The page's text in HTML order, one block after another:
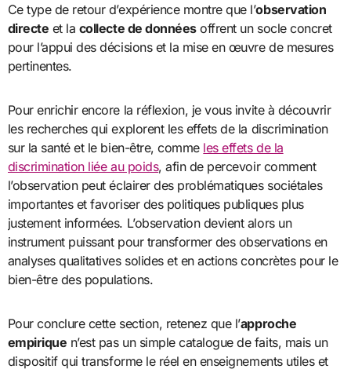
Ce type de retour d’expérience montre que l’observation
directe et la collecte de donnéesoffrent un socle concret
pour l’appui des décisions et la mise en œuvre de mesures
pertinentes.
Pour enrichir encore la réflexion, je vous invite à découvrir
les recherches qui explorent les effets de la discrimination
sur la santé et le bien-être, comme les effets de la
discrimination liée au poids, afin de percevoir comment
l’observation peut éclairer des problématiques sociétales
importantes et favoriser des politiques publiques plus
justement informées. L’observation devient alors un
instrument puissant pour transformer des observations en
analyses qualitatives solides et en actions concrètes pour le
bien-être des populations.
Pour conclure cette section, retenez que l’approche
empirique n’est pas un simple catalogue de faits, mais un
dispositif qui transforme le réel en enseignements utiles et